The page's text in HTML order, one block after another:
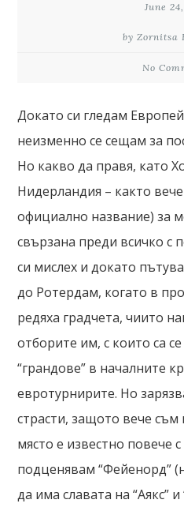
June
by Zornitsa
No
Докато си гледам
неизменно се сещам за
Но какво да правя, като
Нидерландия – както
официално название) за
свързана преди всичко с
си мислех и докато
до Ротердам, когато в
редяха градчета, чиито
отборите им, с които са
“грандове” в началните
евротурнирите. Но
страсти, защото вече
място е известно повече
подценявам “Фейенорд”
да има славата на “Аякс”